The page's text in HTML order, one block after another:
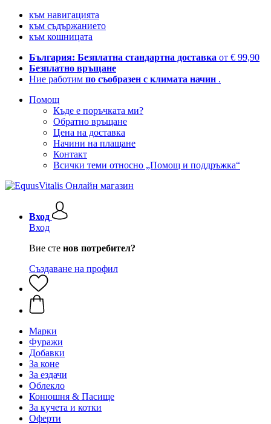
към навигацията
към съдържанието
към кошницата
България: Безплатна стандартна доставка от € 99,90
Безплатно връщане
Ние работим по съобразен с климата начин .
Помощ
Къде е поръчката ми?
Обратно връщане
Цена на доставка
Начини на плащане
Контакт
Всички теми относно „Помощ и поддръжка“
Вход
Вход
Вие сте нов потребител?
Създаване на профил
Марки
Фуражи
Добавки
За коне
За ездачи
Облекло
Конюшня & Пасище
За кучета и котки
Оферти